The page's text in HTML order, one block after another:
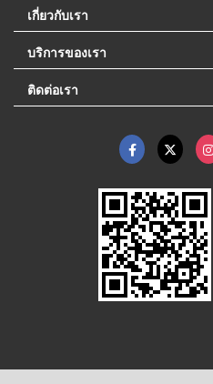
เกี่ยวกับเรา
บริการของเรา
ติดต่อเรา